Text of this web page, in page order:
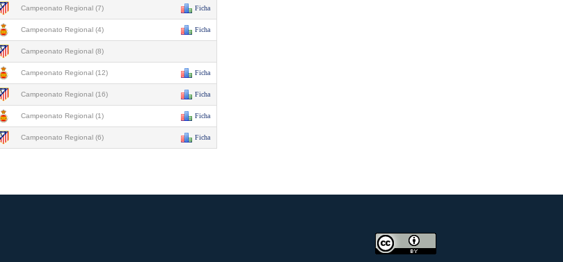
Campeonato Regional (7) Ficha
Campeonato Regional (4) Ficha
Campeonato Regional (8)
Campeonato Regional (12) Ficha
Campeonato Regional (16) Ficha
Campeonato Regional (1) Ficha
Campeonato Regional (6) Ficha